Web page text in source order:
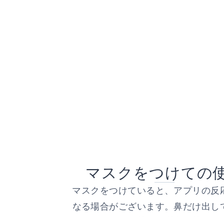
マスクをつけての
マスクをつけていると、アプリの反
なる場合がございます。鼻だけ出し